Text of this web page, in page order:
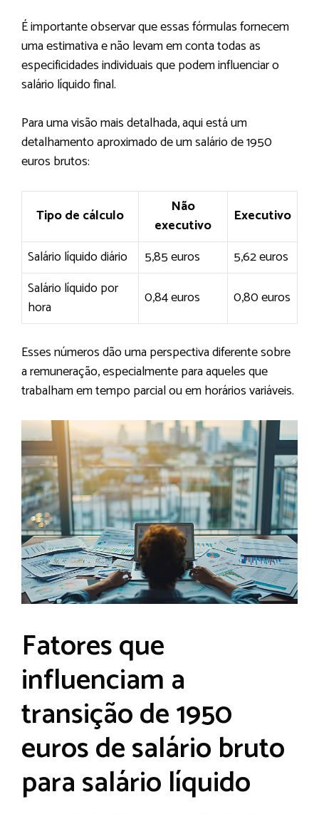
É importante observar que essas fórmulas fornecem
uma estimativa e não levam em conta todas as
especificidades individuais que podem influenciar o
salário líquido final.
Para uma visão mais detalhada, aqui está um
detalhamento aproximado de um salário de 1950
euros brutos:
Tipo de cálculo
Não
executivo
Executivo
Salário líquido diário
5,85 euros
5,62 euros
Salário líquido por
hora
0,84 euros 0,80 euros
Esses números dão uma perspectiva diferente sobre
a remuneração, especialmente para aqueles que
trabalham em tempo parcial ou em horários variáveis.
Fatores que
influenciam a
transição de 1950
euros de salário bruto
para salário líquido